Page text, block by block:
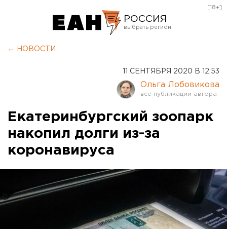
РОССИЯ
Курган
Оренбург
[18+]
← НОВОСТИ
11 СЕНТЯБРЯ 2020 В 12:53
Ольга Лобовикова
Екатеринбургский зоопарк
накопил долги из-за
коронавируса